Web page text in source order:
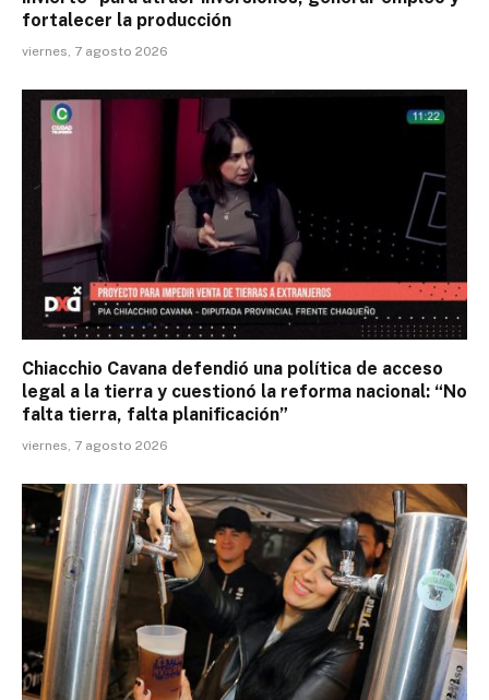
fortalecer la producción
viernes, 7 agosto 2026
Chiacchio Cavana defendió una política de acceso
legal a la tierra y cuestionó la reforma nacional: “No
falta tierra, falta planificación”
viernes, 7 agosto 2026